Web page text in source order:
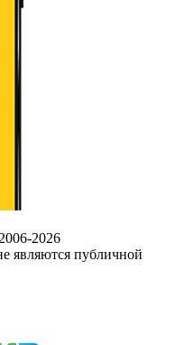
2026
являются публичной